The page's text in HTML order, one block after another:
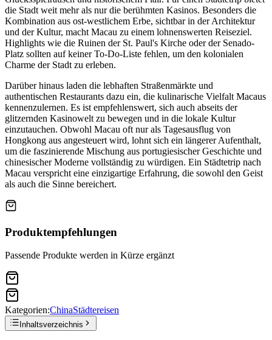
die Stadt weit mehr als nur die berühmten Kasinos. Besonders die
Kombination aus ost-westlichem Erbe, sichtbar in der Architektur
und der Kultur, macht Macau zu einem lohnenswerten Reiseziel.
Highlights wie die Ruinen der St. Paul's Kirche oder der Senado-
Platz sollten auf keiner To-Do-Liste fehlen, um den kolonialen
Charme der Stadt zu erleben.
Darüber hinaus laden die lebhaften Straßenmärkte und
authentischen Restaurants dazu ein, die kulinarische Vielfalt Macaus
kennenzulernen. Es ist empfehlenswert, sich auch abseits der
glitzernden Kasinowelt zu bewegen und in die lokale Kultur
einzutauchen. Obwohl Macau oft nur als Tagesausflug von
Hongkong aus angesteuert wird, lohnt sich ein längerer Aufenthalt,
um die faszinierende Mischung aus portugiesischer Geschichte und
chinesischer Moderne vollständig zu würdigen. Ein Städtetrip nach
Macau verspricht eine einzigartige Erfahrung, die sowohl den Geist
als auch die Sinne bereichert.
Produktempfehlungen
Passende Produkte werden in Kürze ergänzt
Kategorien:ChinaStädtereisen
Inhaltsverzeichnis